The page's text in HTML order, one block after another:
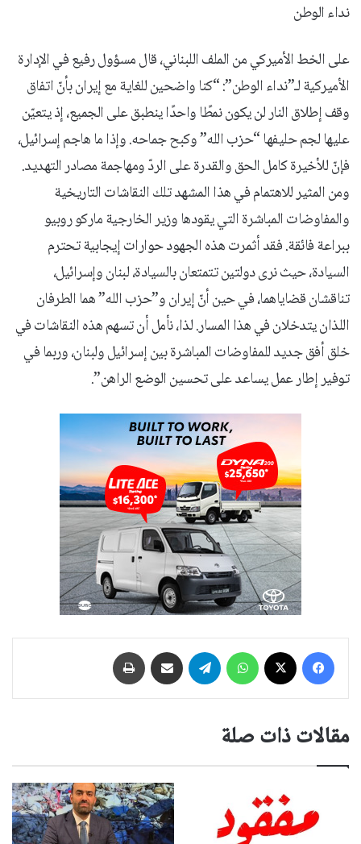
نداء الوطن
على الخط الأميركي من الملف اللبناني، قال مسؤول رفيع في الإدارة
الأميركية لـ”نداء الوطن”: “كنا واضحين للغاية مع إيران بأنّ اتفاق
وقف إطلاق النار لن يكون نمطًا واحدًا ينطبق على الجميع، إذ يتعيّن
عليها لجم حليفها “حزب الله” وكبح جماحه. وإذا ما هاجم إسرائيل،
فإنّ للأخيرة كامل الحق والقدرة على الردّ ومهاجمة مصادر التهديد.
ومن المثير للاهتمام في هذا المشهد تلك النقاشات التاريخية
والمفاوضات المباشرة التي يقودها وزير الخارجية ماركو روبيو
ببراعة فائقة. فقد أثمرت هذه الجهود حوارات إيجابية تحترم
السيادة، حيث نرى دولتين تتمتعان بالسيادة، لبنان وإسرائيل،
تناقشان قضاياهما، في حين أنّ إيران و”حزب الله” هما الطرفان
اللذان يتدخلان في هذا المسار. لذا، نأمل أن تسهم هذه النقاشات في
خلق أفق جديد للمفاوضات المباشرة بين إسرائيل ولبنان، وربما في
توفير إطار عمل يساعد على تحسين الوضع الراهن”.
فيسبوك واتساب تيلقرام مشاركة عبر البريد
مقالات ذات صلة